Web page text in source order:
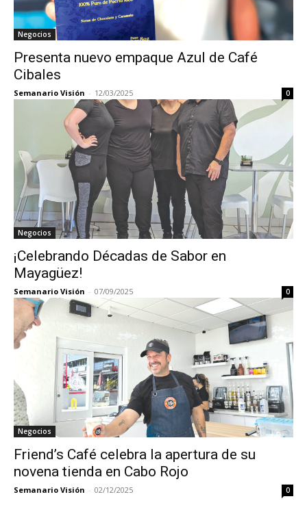
Negocios
Presenta nuevo empaque Azul de Café
Cibales
Semanario Visión - 12/03/2025 0
Negocios
¡Celebrando Décadas de Sabor en
Mayagüez!
Semanario Visión - 07/09/2025 0
Negocios
Friend’s Café celebra la apertura de su
novena tienda en Cabo Rojo
Semanario Visión - 02/12/2025 0